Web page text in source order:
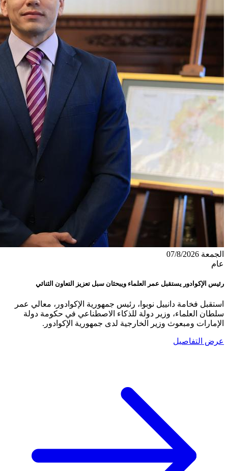
الجمعة 07/8/2026
عام
رئيس الإكوادور يستقبل عمر العلماء ويبحثان سبل تعزيز التعاون الثنائي
استقبل فخامة دانييل نوبوا، رئيس جمهورية الإكوادور، معالي عمر
سلطان العلماء، وزير دولة للذكاء الاصطناعي في حكومة دولة
الإمارات ومبعوث وزير الخارجية لدى جمهورية الإكوادور.
عرض التفاصيل